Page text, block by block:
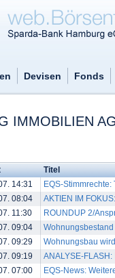
Devisen Fonds
IMMOBILIEN
Titel
14:31
EQS-Stimmrechte:
08:04
AKTIEN IM
11:30
ROUNDUP 2/
09:04
09:29
Wohnungsbau
09:19
ANALYSE-
07:00
EQS-News: